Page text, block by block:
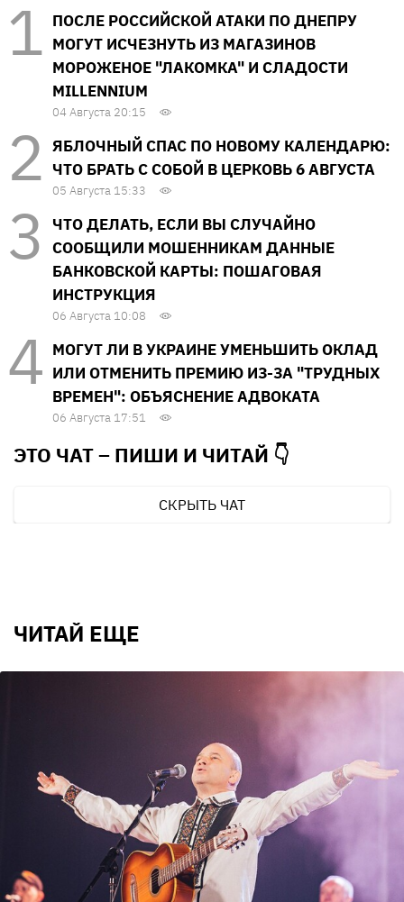
ПОСЛЕ РОССИЙСКОЙ АТАКИ ПО ДНЕПРУ
МОГУТ ИСЧЕЗНУТЬ ИЗ МАГАЗИНОВ
МОРОЖЕНОЕ "ЛАКОМКА" И СЛАДОСТИ
MILLENNIUM
04 Августа 20:15
ЯБЛОЧНЫЙ СПАС ПО НОВОМУ КАЛЕНДАРЮ:
ЧТО БРАТЬ С СОБОЙ В ЦЕРКОВЬ 6 АВГУСТА
05 Августа 15:33
ЧТО ДЕЛАТЬ, ЕСЛИ ВЫ СЛУЧАЙНО
СООБЩИЛИ МОШЕННИКАМ ДАННЫЕ
БАНКОВСКОЙ КАРТЫ: ПОШАГОВАЯ
ИНСТРУКЦИЯ
06 Августа 10:08
МОГУТ ЛИ В УКРАИНЕ УМЕНЬШИТЬ ОКЛАД
ИЛИ ОТМЕНИТЬ ПРЕМИЮ ИЗ-ЗА "ТРУДНЫХ
ВРЕМЕН": ОБЪЯСНЕНИЕ АДВОКАТА
06 Августа 17:51
ЭТО ЧАТ – ПИШИ И ЧИТАЙ 👇
СКРЫТЬ ЧАТ
ЧИТАЙ ЕЩЕ